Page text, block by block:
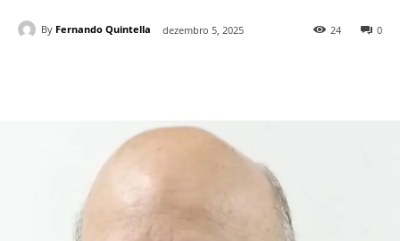
By Fernando Quintella dezembro 5, 2025 0
24